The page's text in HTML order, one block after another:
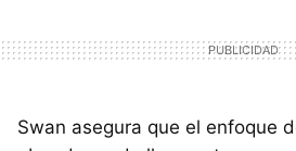
Swan asegura que el enfoque